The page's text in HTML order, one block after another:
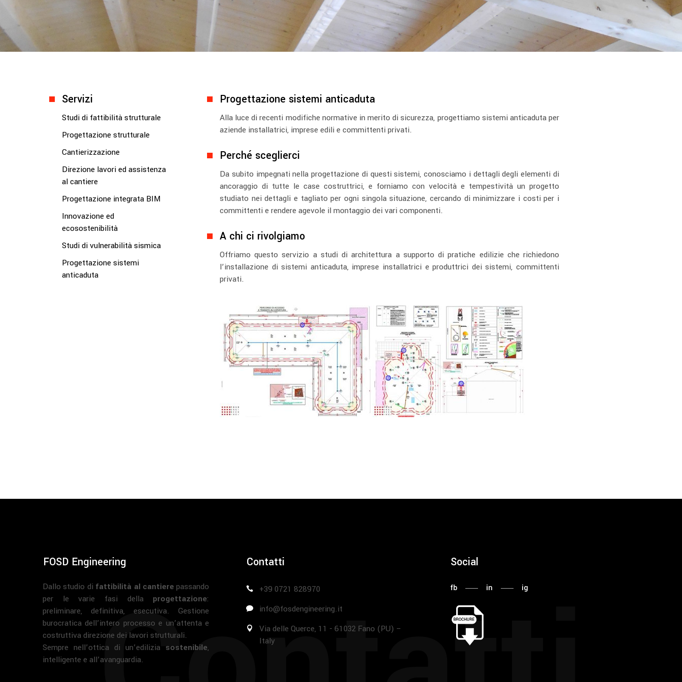
Servizi
Studi di fattibilità strutturale
Progettazione strutturale
Cantierizzazione
Direzione lavori ed assistenza
al cantiere
Progettazione integrata BIM
Innovazione ed
ecosostenibilità
Studi di vulnerabilità sismica
Progettazione sistemi
anticaduta
Progettazione sistemi anticaduta
Alla luce di recenti modifiche normative in merito di sicurezza, progettiamo sistemi anticaduta per
aziende installatrici, imprese edili e committenti privati.
Perché sceglierci
Da subito impegnati nella progettazione di questi sistemi, conosciamo i dettagli degli elementi di
ancoraggio di tutte le case costruttrici, e forniamo con velocità e tempestività un progetto
studiato nei dettagli e tagliato per ogni singola situazione, cercando di minimizzare i costi per i
committenti e rendere agevole il montaggio dei vari componenti.
A chi ci rivolgiamo
Offriamo questo servizio a studi di architettura a supporto di pratiche edilizie che richiedono
l’installazione di sistemi anticaduta, imprese installatrici e produttrici dei sistemi, committenti
privati.
FOSD Engineering
Dallo studio di fattibilità al cantiere passando
per le varie fasi della progettazione:
preliminare, definitiva, esecutiva. Gestione
burocratica dell’intero processo e un’attenta e
costruttiva direzione dei lavori strutturali.
Sempre nell’ottica di un’edilizia sostenibile,
intelligente e all’avanguardia.
Contatti
+39 0721 828970
info@fosdengineering.it
Via delle Querce, 11 - 61032 Fano (PU) –
Italy
Social
fb in ig